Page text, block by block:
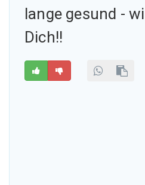
lange gesund -
Dich!!